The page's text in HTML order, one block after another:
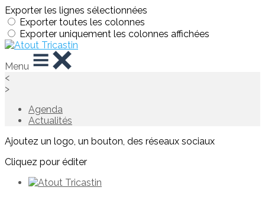
Exporter les lignes sélectionnées
Exporter toutes les colonnes
Exporter uniquement les colonnes affichées
Menu
<
>
Agenda
Actualités
Ajoutez un logo, un bouton, des réseaux sociaux
Cliquez pour éditer